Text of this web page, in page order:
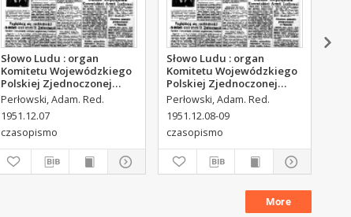
Słowo Ludu : organ
Komitetu Wojewódzkiego
Polskiej Zjednoczonej
Partii Robotniczej, 1951,
R.3, nr 316
Perłowski, Adam. Red.
1951.12.07
czasopismo
Słowo Ludu : organ
Komitetu Wojewódzkiego
Polskiej Zjednoczonej
Partii Robotniczej, 1951,
R.3, nr 317
Perłowski, Adam. Red.
1951.12.08-09
czasopismo
More